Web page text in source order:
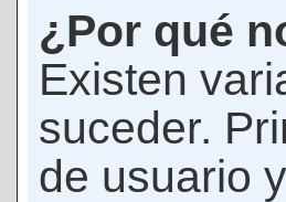
¿Por qué
Existen
suceder.
de usuario